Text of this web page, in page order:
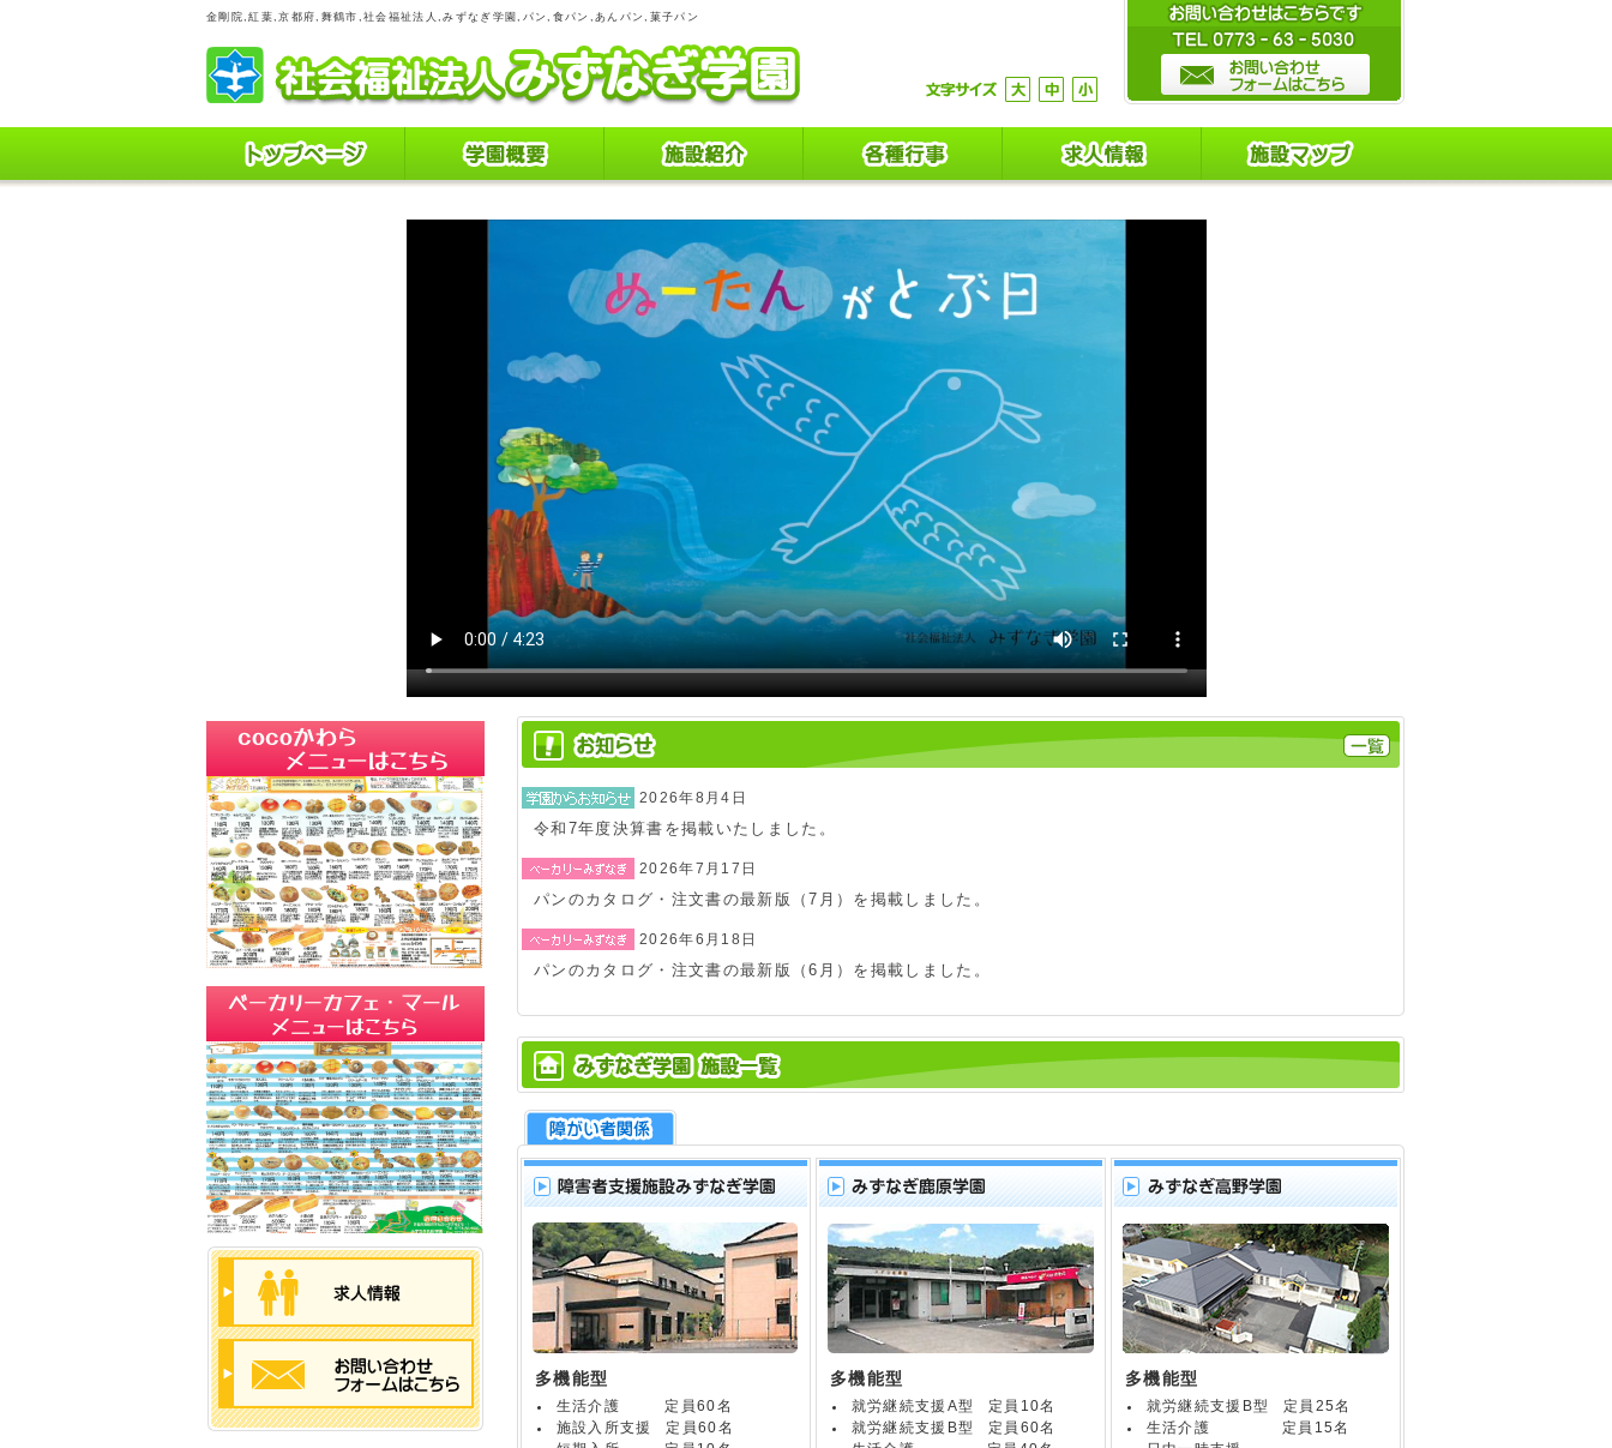
金剛院,紅葉,京都府,舞鶴市,社会福祉法人,みずなぎ学園,パン,食パン,あんパン,菓子パン
2026年8月4日
令和7年度決算書を掲載いたしました。
2026年7月17日
パンのカタログ・注文書の最新版（7月）を掲載しました。
2026年6月18日
パンのカタログ・注文書の最新版（6月）を掲載しました。
多機能型
生活介護
定員60名
施設入所支援
定員60名
多機能型
就労継続支援A型
定員10名
就労継続支援B型
定員60名
多機能型
就労継続支援B型
定員25名
生活介護
定員15名